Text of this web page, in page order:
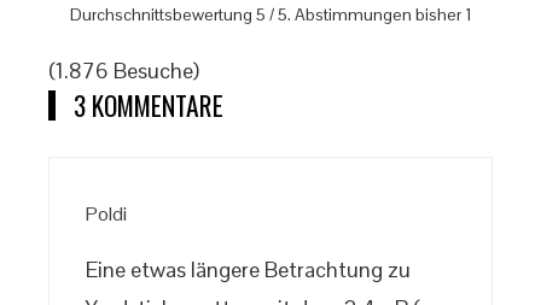
Durchschnittsbewertung 5 / 5. Abstimmungen bisher 1
(1.876 Besuche)
3 KOMMENTARE
Poldi
Eine etwas längere Betrachtung zu